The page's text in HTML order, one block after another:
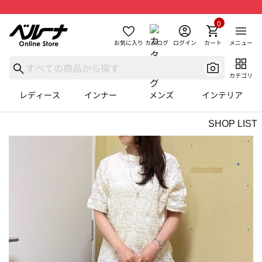
お気に入り カタログ ログイン カート
0
メニュー
カテゴリ
レディース インナー メンズ インテリア
SHOP LIST